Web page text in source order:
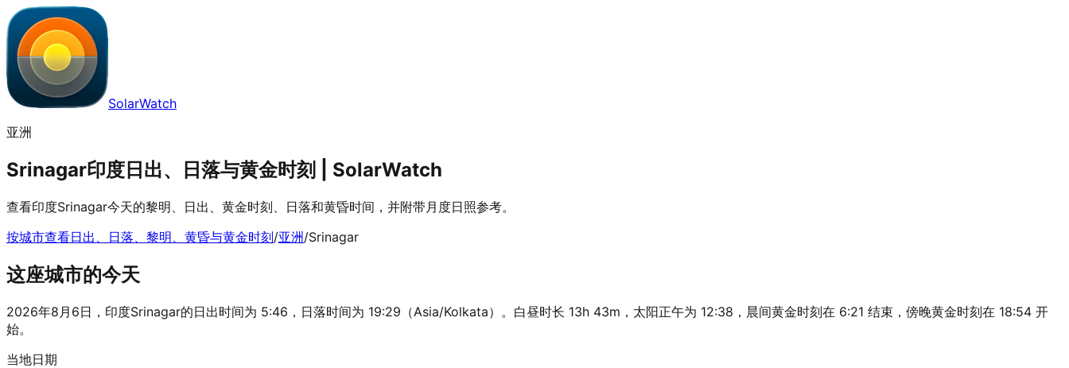
SolarWatch
亚洲
Srinagar印度日出、日落与黄金时刻 | SolarWatch
查看印度Srinagar今天的黎明、日出、黄金时刻、日落和黄昏时间，并附带月度日照参考。
按城市查看日出、日落、黎明、黄昏与黄金时刻/亚洲/Srinagar
这座城市的今天
2026年8月6日，印度Srinagar的日出时间为 5:46，日落时间为 19:29（Asia/Kolkata）。白昼时长 13h 43m，太阳正午为 12:38，晨间黄金时刻在 6:21 结束，傍晚黄金时刻在 18:54 开
始。
当地日期